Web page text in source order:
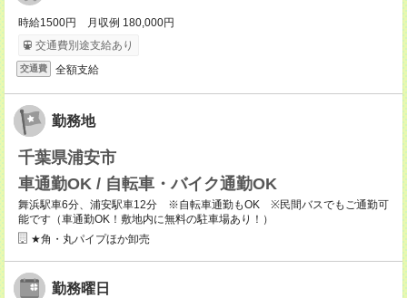
時給1500円 月収例 180,000円
交通費別途支給あり
交通費 全額支給
勤務地
千葉県浦安市
車通勤OK / 自転車・バイク通勤OK
舞浜駅車6分、浦安駅車12分 ※自転車通勤もOK ※民間バスでもご通勤可
能です（車通勤OK！敷地内に無料の駐車場あり！）
★角・丸パイプほか卸売
勤務曜日